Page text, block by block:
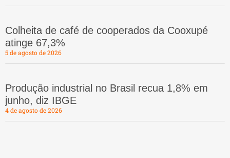
Colheita de café de cooperados da Cooxupé
atinge 67,3%
5 de agosto de 2026
Produção industrial no Brasil recua 1,8% em
junho, diz IBGE
4 de agosto de 2026